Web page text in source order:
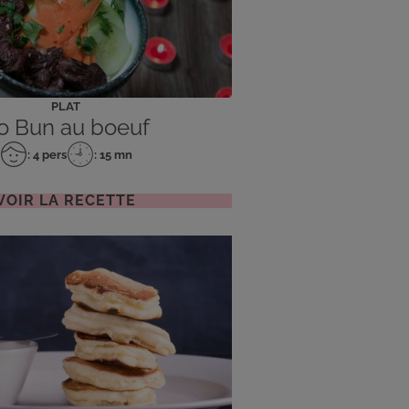
PLAT
Bun au boeuf
Nombre
: 4 pers
Temps
préparation
: 15 mn
LA RECETTE